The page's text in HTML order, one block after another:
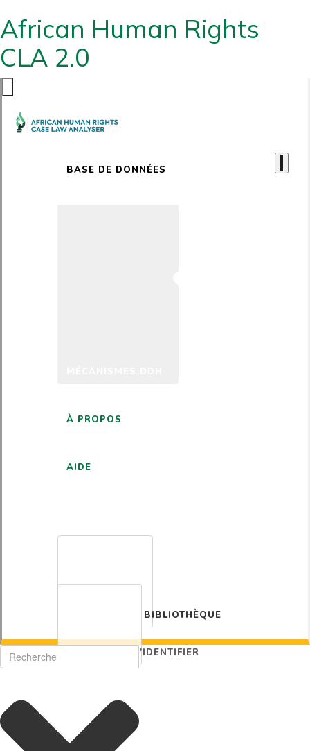
African Human Rights
CLA 2.0
BASE DE DONNÉES
À PROPOS
AIDE
BIBLIOTHÈQUE
S'IDENTIFIER